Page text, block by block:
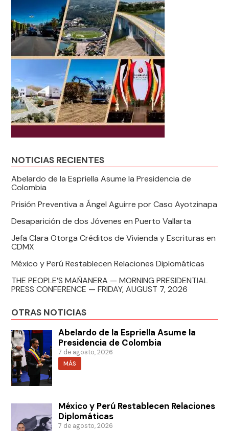
NOTICIAS RECIENTES
Abelardo de la Espriella Asume la Presidencia de
Colombia
Prisión Preventiva a Ángel Aguirre por Caso Ayotzinapa
Desaparición de dos Jóvenes en Puerto Vallarta
Jefa Clara Otorga Créditos de Vivienda y Escrituras en
CDMX
México y Perú Restablecen Relaciones Diplomáticas
THE PEOPLE’S MAÑANERA — MORNING PRESIDENTIAL
PRESS CONFERENCE — FRIDAY, AUGUST 7, 2026
OTRAS NOTICIAS
Abelardo de la Espriella Asume la
Presidencia de Colombia
7 de agosto, 2026
MÁS
México y Perú Restablecen Relaciones
Diplomáticas
7 de agosto, 2026